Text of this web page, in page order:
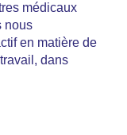
médicaux
nous
en matière de
dans